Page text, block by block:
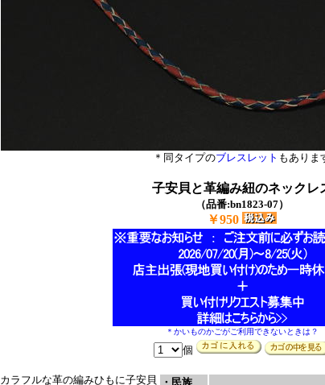
＊同タイプのブレスレット もありま
子安貝と革編み紐のネックレ
（品番:bn1823-07）
￥950
＊かいものかごがご利用できないときは？
個
カラフルな革の編みひもに子安貝
・民族